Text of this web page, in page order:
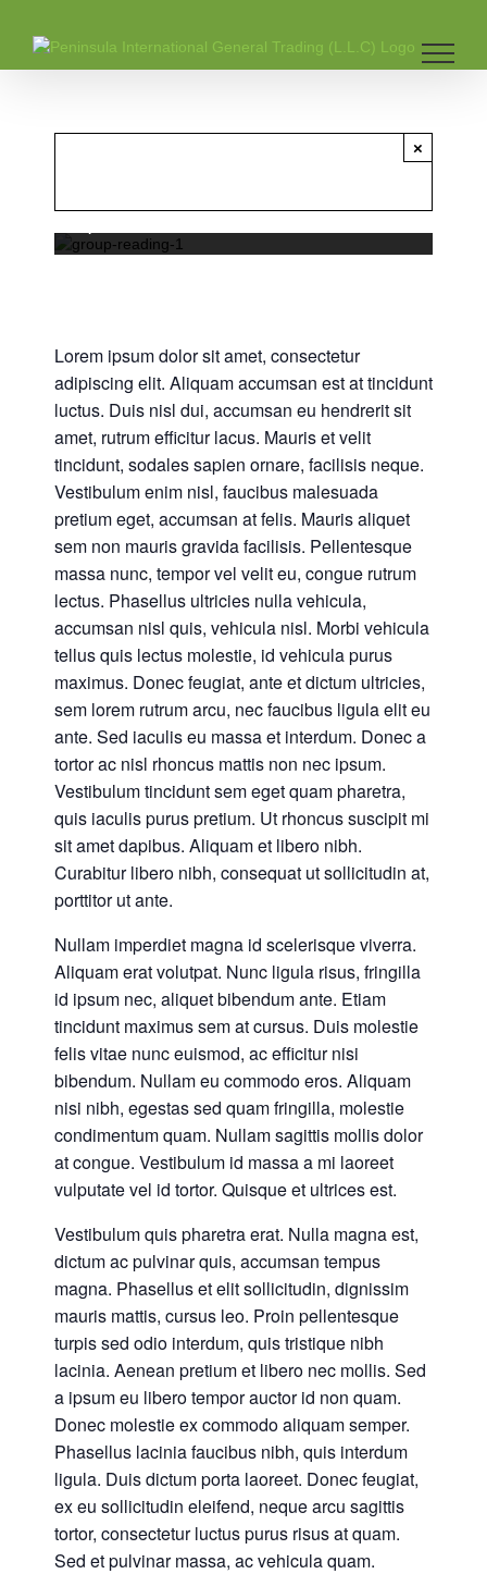
content
×
1
Lorem ipsum dolor sit amet, consectetur
adipiscing elit. Aliquam accumsan est at tincidunt
luctus. Duis nisl dui, accumsan eu hendrerit sit
amet, rutrum efficitur lacus. Mauris et velit
tincidunt, sodales sapien ornare, facilisis neque.
Vestibulum enim nisl, faucibus malesuada
pretium eget, accumsan at felis. Mauris aliquet
sem non mauris gravida facilisis. Pellentesque
massa nunc, tempor vel velit eu, congue rutrum
lectus. Phasellus ultricies nulla vehicula,
accumsan nisl quis, vehicula nisl. Morbi vehicula
tellus quis lectus molestie, id vehicula purus
maximus. Donec feugiat, ante et dictum ultricies,
sem lorem rutrum arcu, nec faucibus ligula elit eu
ante. Sed iaculis eu massa et interdum. Donec a
tortor ac nisl rhoncus mattis non nec ipsum.
Vestibulum tincidunt sem eget quam pharetra,
quis iaculis purus pretium. Ut rhoncus suscipit mi
sit amet dapibus. Aliquam et libero nibh.
Curabitur libero nibh, consequat ut sollicitudin at,
porttitor ut ante.
Nullam imperdiet magna id scelerisque viverra.
Aliquam erat volutpat. Nunc ligula risus, fringilla
id ipsum nec, aliquet bibendum ante. Etiam
tincidunt maximus sem at cursus. Duis molestie
felis vitae nunc euismod, ac efficitur nisi
bibendum. Nullam eu commodo eros. Aliquam
nisi nibh, egestas sed quam fringilla, molestie
condimentum quam. Nullam sagittis mollis dolor
at congue. Vestibulum id massa a mi laoreet
vulputate vel id tortor. Quisque et ultrices est.
Vestibulum quis pharetra erat. Nulla magna est,
dictum ac pulvinar quis, accumsan tempus
magna. Phasellus et elit sollicitudin, dignissim
mauris mattis, cursus leo. Proin pellentesque
turpis sed odio interdum, quis tristique nibh
lacinia. Aenean pretium et libero nec mollis. Sed
a ipsum eu libero tempor auctor id non quam.
Donec molestie ex commodo aliquam semper.
Phasellus lacinia faucibus nibh, quis interdum
ligula. Duis dictum porta laoreet. Donec feugiat,
ex eu sollicitudin eleifend, neque arcu sagittis
tortor, consectetur luctus purus risus at quam.
Sed et pulvinar massa, ac vehicula quam.